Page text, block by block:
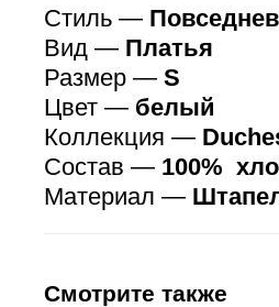
Стиль —
Вид — Платья
Размер — S
Цвет — белый
Коллекция —
Состав — 100%
Материал —
Смотрите также